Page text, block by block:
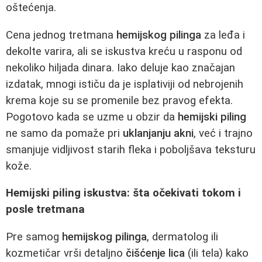
oštećenja.
Cena jednog tretmana hemijskog pilinga za leđa i
dekolte varira, ali se iskustva kreću u rasponu od
nekoliko hiljada dinara. Iako deluje kao značajan
izdatak, mnogi ističu da je isplativiji od nebrojenih
krema koje su se promenile bez pravog efekta.
Pogotovo kada se uzme u obzir da hemijski piling
ne samo da pomaže pri uklanjanju akni, već i trajno
smanjuje vidljivost starih fleka i poboljšava teksturu
kože.
Hemijski piling iskustva: šta očekivati tokom i
posle tretmana
Pre samog hemijskog pilinga, dermatolog ili
kozmetičar vrši detaljno čišćenje lica (ili tela) kako